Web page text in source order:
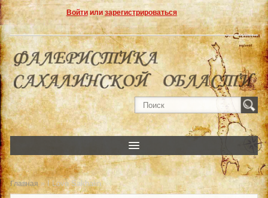
Войтиили зарегистрироваться
Главная » I Love Sakhalin